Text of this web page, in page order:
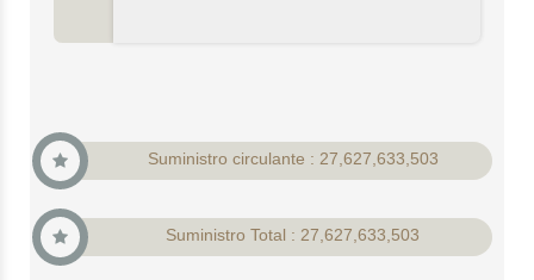
Suministro circulante : 27,627,633,503
Suministro Total : 27,627,633,503